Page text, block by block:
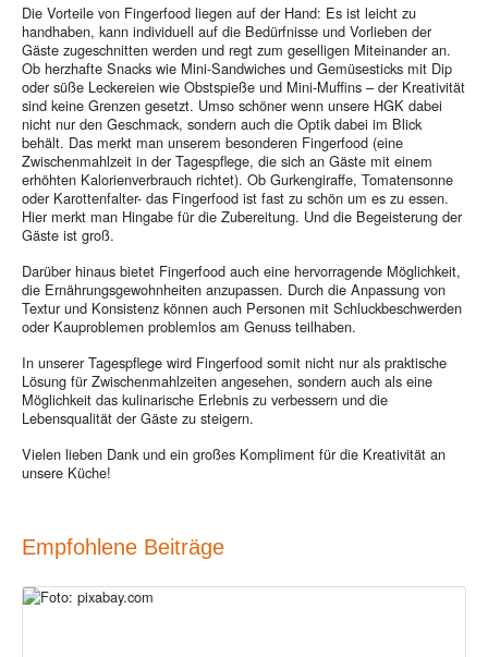
Die Vorteile von Fingerfood liegen auf der Hand: Es ist leicht zu
handhaben, kann individuell auf die Bedürfnisse und Vorlieben der
Gäste zugeschnitten werden und regt zum geselligen Miteinander an.
Ob herzhafte Snacks wie Mini-Sandwiches und Gemüsesticks mit Dip
oder süße Leckereien wie Obstspieße und Mini-Muffins – der Kreativität
sind keine Grenzen gesetzt. Umso schöner wenn unsere HGK dabei
nicht nur den Geschmack, sondern auch die Optik dabei im Blick
behält. Das merkt man unserem besonderen Fingerfood (eine
Zwischenmahlzeit in der Tagespflege, die sich an Gäste mit einem
erhöhten Kalorienverbrauch richtet). Ob Gurkengiraffe, Tomatensonne
oder Karottenfalter- das Fingerfood ist fast zu schön um es zu essen.
Hier merkt man Hingabe für die Zubereitung. Und die Begeisterung der
Gäste ist groß.
Darüber hinaus bietet Fingerfood auch eine hervorragende Möglichkeit,
die Ernährungsgewohnheiten anzupassen. Durch die Anpassung von
Textur und Konsistenz können auch Personen mit Schluckbeschwerden
oder Kauproblemen problemlos am Genuss teilhaben.
In unserer Tagespflege wird Fingerfood somit nicht nur als praktische
Lösung für Zwischenmahlzeiten angesehen, sondern auch als eine
Möglichkeit das kulinarische Erlebnis zu verbessern und die
Lebensqualität der Gäste zu steigern.
Vielen lieben Dank und ein großes Kompliment für die Kreativität an
unsere Küche!
Empfohlene Beiträge